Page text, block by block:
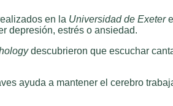
en la Universidad de Exeter
depresión, estrés o ansiedad.
descubrieron que escuchar
ayuda a mantener el cerebro